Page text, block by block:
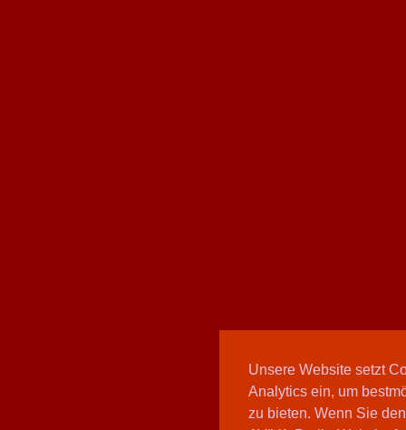
Unsere Website setzt
Analytics ein, um
zu bieten. Wenn Sie